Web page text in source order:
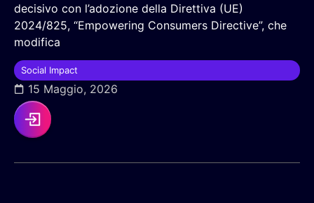
decisivo con l’adozione della Direttiva (UE)
2024/825, “Empowering Consumers Directive”, che
modifica
Social Impact
15 Maggio, 2026